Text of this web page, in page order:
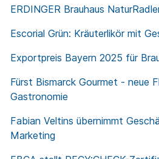
ERDINGER Brauhaus
Escorial Grün: Kräuterlikör mit
Exportpreis Bayern 2025 für
Fürst Bismarck Gourmet - neue
Gastronomie
Fabian Veltins übernimmt
Marketing